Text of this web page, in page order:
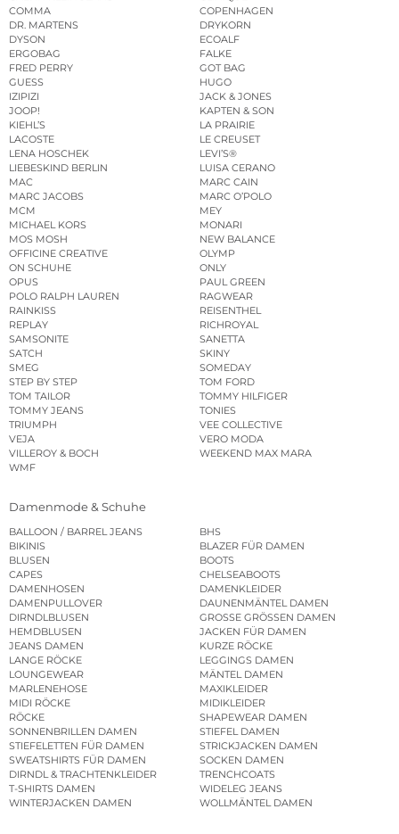
COMMA
COPENHAGEN
DR. MARTENS
DRYKORN
DYSON
ECOALF
ERGOBAG
FALKE
FRED PERRY
GOT BAG
GUESS
HUGO
IZIPIZI
JACK & JONES
JOOP!
KAPTEN & SON
KIEHL’S
LA PRAIRIE
LACOSTE
LE CREUSET
LENA HOSCHEK
LEVI’S®
LIEBESKIND BERLIN
LUISA CERANO
MAC
MARC CAIN
MARC JACOBS
MARC O’POLO
MCM
MEY
MICHAEL KORS
MONARI
MOS MOSH
NEW BALANCE
OFFICINE CREATIVE
OLYMP
ON SCHUHE
ONLY
OPUS
PAUL GREEN
POLO RALPH LAUREN
RAGWEAR
RAINKISS
REISENTHEL
REPLAY
RICHROYAL
SAMSONITE
SANETTA
SATCH
SKINY
SMEG
SOMEDAY
STEP BY STEP
TOM FORD
TOM TAILOR
TOMMY HILFIGER
TOMMY JEANS
TONIES
TRIUMPH
VEE COLLECTIVE
VEJA
VERO MODA
VILLEROY & BOCH
WEEKEND MAX MARA
WMF
Damenmode & Schuhe
BALLOON / BARREL JEANS
BHS
BIKINIS
BLAZER FÜR DAMEN
BLUSEN
BOOTS
CAPES
CHELSEABOOTS
DAMENHOSEN
DAMENKLEIDER
DAMENPULLOVER
DAUNENMÄNTEL DAMEN
DIRNDLBLUSEN
GROSSE GRÖSSEN DAMEN
HEMDBLUSEN
JACKEN FÜR DAMEN
JEANS DAMEN
KURZE RÖCKE
LANGE RÖCKE
LEGGINGS DAMEN
LOUNGEWEAR
MÄNTEL DAMEN
MARLENEHOSE
MAXIKLEIDER
MIDI RÖCKE
MIDIKLEIDER
RÖCKE
SHAPEWEAR DAMEN
SONNENBRILLEN DAMEN
STIEFEL DAMEN
STIEFELETTEN FÜR DAMEN
STRICKJACKEN DAMEN
SWEATSHIRTS FÜR DAMEN
SOCKEN DAMEN
DIRNDL & TRACHTENKLEIDER
TRENCHCOATS
T-SHIRTS DAMEN
WIDELEG JEANS
WINTERJACKEN DAMEN
WOLLMÄNTEL DAMEN